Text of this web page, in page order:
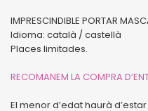
IMPRESCINDIBLE PORTAR
Idioma: català / castellà
Places limitades.
RECOMANEM LA COMPRA
El menor d’edat haurà